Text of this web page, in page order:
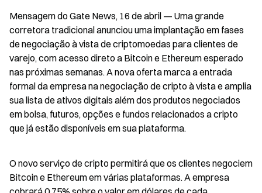
Mensagem do Gate News, 16 de abril — Uma grande
corretora tradicional anunciou uma implantação em fases
de negociação à vista de criptomoedas para clientes de
varejo, com acesso direto a Bitcoin e Ethereum esperado
nas próximas semanas. A nova oferta marca a entrada
formal da empresa na negociação de cripto à vista e amplia
sua lista de ativos digitais além dos produtos negociados
em bolsa, futuros, opções e fundos relacionados a cripto
que já estão disponíveis em sua plataforma.
O novo serviço de cripto permitirá que os clientes negociem
Bitcoin e Ethereum em várias plataformas. A empresa